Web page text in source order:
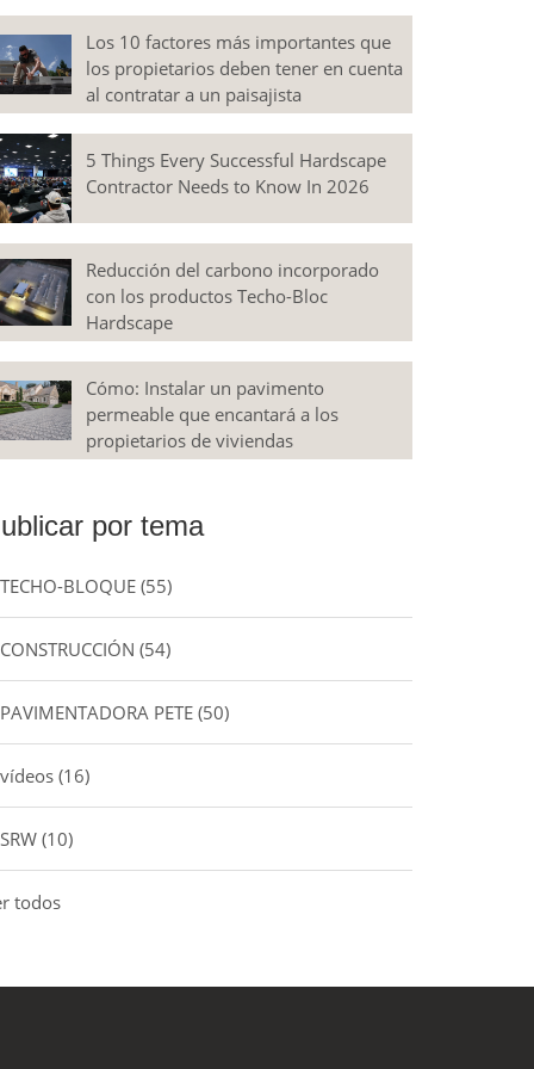
Los 10 factores más importantes que
los propietarios deben tener en cuenta
al contratar a un paisajista
5 Things Every Successful Hardscape
Contractor Needs to Know In 2026
Reducción del carbono incorporado
con los productos Techo-Bloc
Hardscape
Cómo: Instalar un pavimento
permeable que encantará a los
propietarios de viviendas
por tema
TECHO-BLOQUE(55)
CONSTRUCCIÓN(54)
PAVIMENTADORA PETE(50)
vídeos(16)
SRW(10)
todos